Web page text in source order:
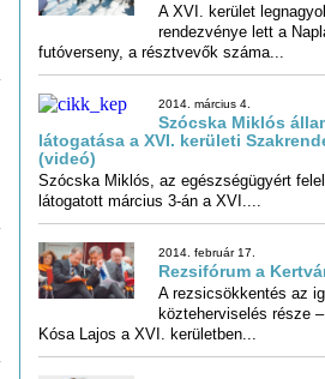
A XVI. kerület
rendezvénye lett a
futóverseny, a résztvevők száma...
2014. március 4.
Szócska Miklós
látogatása a XVI. kerületi
(videó)
Szócska Miklós, az egészségügyért
látogatott március 3-án a XVI....
2014. február 17.
Rezsifórum a
A rezsicsökkentés az
közteherviselés része
Kósa Lajos a XVI. kerületben...